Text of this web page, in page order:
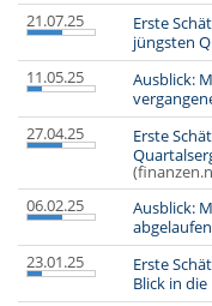
21.07.25
Erste
jüngsten
11.05.25
Ausblick:
27.04.25
Erste
06.02.25
Ausblick:
23.01.25
Erste
Blick in